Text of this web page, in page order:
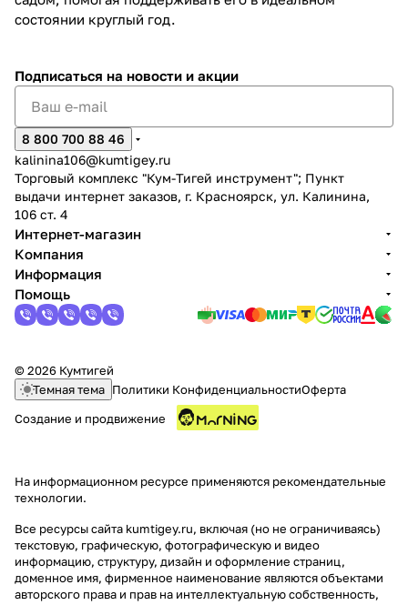
состоянии круглый год.
Подписаться на новости и акции
8 800 700 88 46
kalinina106@kumtigey.ru
Торговый комплекс "Кум-Тигей инструмент"; Пункт
выдачи интернет заказов, г. Красноярск, ул. Калинина,
106 ст. 4
Интернет-магазин
Компания
Информация
Помощь
© 2026 Кумтигей
Темная тема Политики КонфиденциальностиОферта
Создание и продвижение
На информационном ресурсе применяются рекомендательные
технологии.
Все ресурсы сайта kumtigey.ru, включая (но не ограничиваясь)
текстовую, графическую, фотографическую и видео
информацию, структуру, дизайн и оформление страниц,
доменное имя, фирменное наименование являются объектами
авторского права и прав на интеллектуальную собственность,